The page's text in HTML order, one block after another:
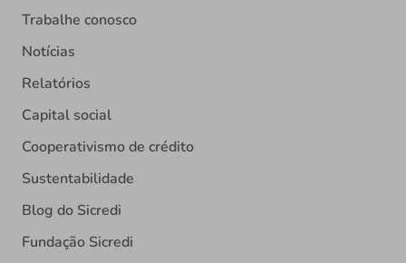
Trabalhe conosco
Notícias
Relatórios
Capital social
Cooperativismo de crédito
Sustentabilidade
Blog do Sicredi
Fundação Sicredi